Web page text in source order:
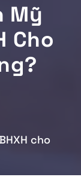
Mỹ
Cho
cho